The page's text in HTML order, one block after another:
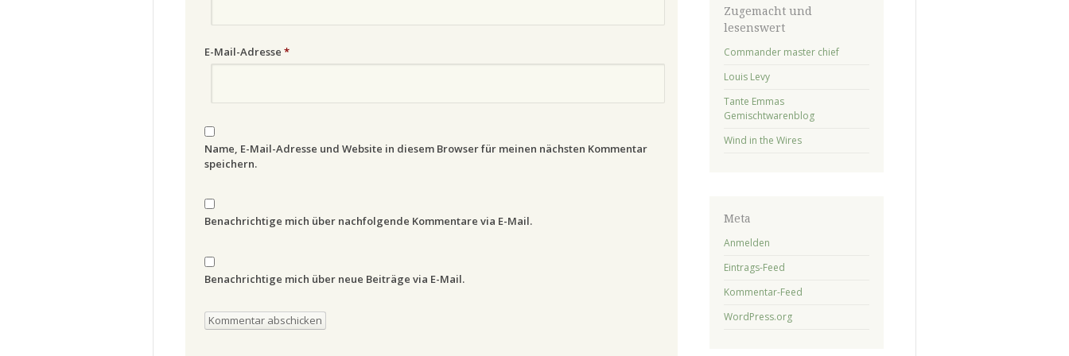
E-Mail-Adresse *
Name, E-Mail-Adresse und Website in diesem Browser für meinen nächsten Kommentar
speichern.
Benachrichtige mich über nachfolgende Kommentare via E-Mail.
Benachrichtige mich über neue Beiträge via E-Mail.
Zugemacht und
lesenswert
Commander master chief
Louis Levy
Tante Emmas
Gemischtwarenblog
Wind in the Wires
Meta
Anmelden
Eintrags-Feed
Kommentar-Feed
WordPress.org